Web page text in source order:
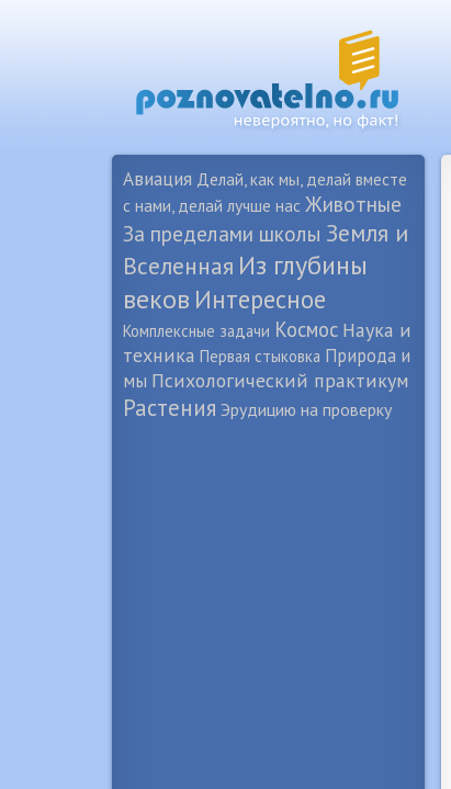
Авиация Делай, как мы, делай вместе
с нами, делай лучше нас Животные
За пределами школы Земля и
Вселенная Из глубины
веков Интересное
Комплексные задачи Космос Наука и
техника Первая стыковка Природа и
мы Психологический практикум
Растения Эрудицию на проверку